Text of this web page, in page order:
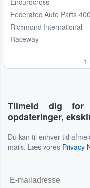
Endurocross
Federated Auto Parts
Richmond International
Raceway
1
Tilmeld dig for
opdateringer,
Du kan til enhver tid
mails. Læs vores Privacy